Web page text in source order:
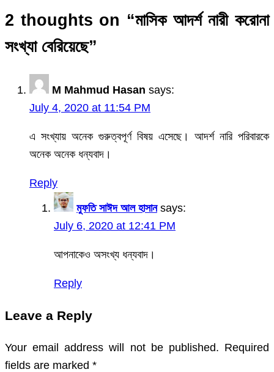
2 thoughts on “মাসিক আদর্শ নারী করোনা
সংখ্যা বেরিয়েছে”
M Mahmud Hasan says:
July 4, 2020 at 11:54 PM
এ সংখ্যায় অনেক গুরুত্বপূর্ণ বিষয় এসেছে। আদর্শ নারি পরিবারকে
অনেক অনেক ধন্যবাদ।
Reply
মুফতি সাঈদ আল হাসান says:
July 6, 2020 at 12:41 PM
আপনাকেও অসংখ্য ধন্যবাদ।
Reply
Leave a Reply
Your email address will not be published. Required
fields are marked *